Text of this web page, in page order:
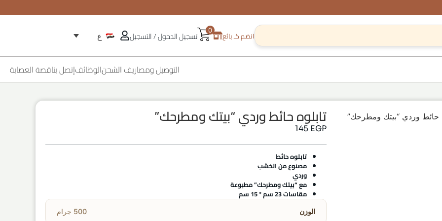
انضم كـ بائع 0 تسجيل الدخول / التسجيل ع
التوصيل ومصاريف الشحنالوظائفإتصل بناقصة العصابة
حائط وردي “بيتك ومطرحك” تابلوه حائط وردي “بيتك ومطرحك”
145 EGP
تابلوه حائط
مصنوع من الخشب
وردي
مع “بيتك ومطرحك” مطبوعة
مقاسات 23 سم * 15 سم
الوزن 500 جرام